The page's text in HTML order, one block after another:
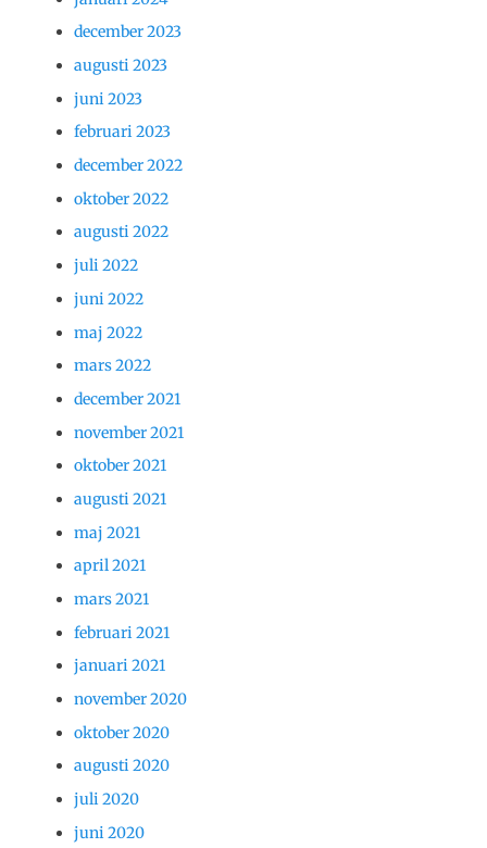
december 2023
augusti 2023
juni 2023
februari 2023
december 2022
oktober 2022
augusti 2022
juli 2022
juni 2022
maj 2022
mars 2022
december 2021
november 2021
oktober 2021
augusti 2021
maj 2021
april 2021
mars 2021
februari 2021
januari 2021
november 2020
oktober 2020
augusti 2020
juli 2020
juni 2020